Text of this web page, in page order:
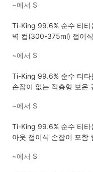
~에서 $
Ti-King 99.6% 순수 티타
벽 컵(300-375ml) 접이
~에서 $
Ti-King 99.6% 순수 티
손잡이 없는 적층형 보온
TK200220/TK200221/
~에서 $
Ti-King 99.6% 순수 티
아웃 접이식 손잡이 포함
~에서 $